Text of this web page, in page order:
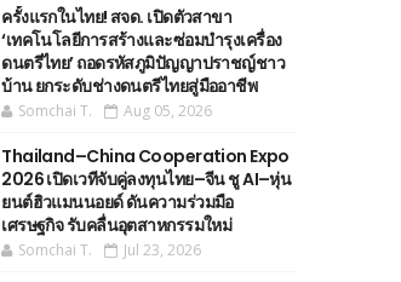
ครั้งแรกในไทย! สจด. เปิดตัวสาขา
‘เทคโนโลยีการสร้างและซ่อมบำรุงเครื่อง
ดนตรีไทย’ ​ถอดรหัสภูมิปัญญาปราชญ์ชาว
บ้าน ยกระดับช่างดนตรีไทยสู่มืออาชีพ
Somchai T. Aug 05, 2026
Thailand–China Cooperation Expo
2026 เปิดเวทีจับคู่ลงทุนไทย–จีน ชู AI–หุ่น
ยนต์ฮิวแมนนอยด์ ดันความร่วมมือ
เศรษฐกิจ รับคลื่นอุตสาหกรรมใหม่
Somchai T. Jul 23, 2026